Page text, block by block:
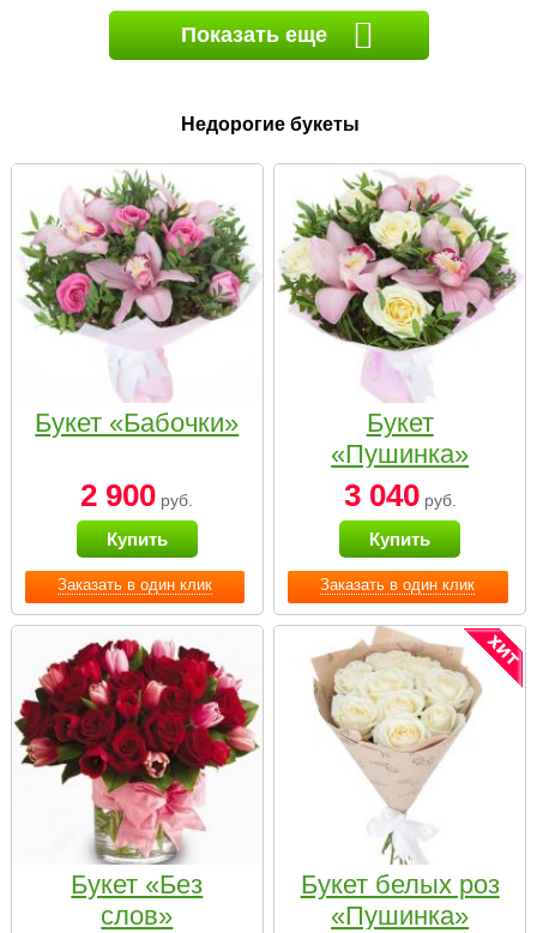
Показать еще
Недорогие букеты
Заказать в один клик
Букет «Бабочки»
2 900 руб.
Купить
Заказать в один клик
Букет
«Пушинка»
3 040руб.
Купить
Букет «Без
слов»
Букет белых роз
«Пушинка»